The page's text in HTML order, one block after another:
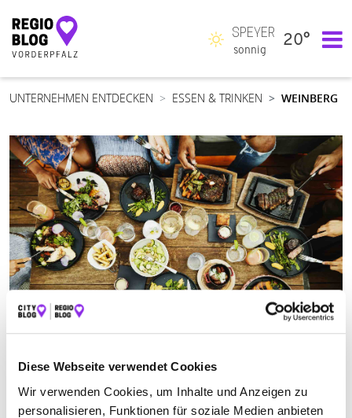
Diese Webseite verwendet Cookies
Wir verwenden Cookies, um Inhalte und Anzeigen zu
personalisieren, Funktionen für soziale Medien anbieten
Hauptnavigation
SPEYER
sonnig
20°
UNTERNEHMEN ENTDECKEN ESSEN & TRINKEN WEINBERG
WEINBERG